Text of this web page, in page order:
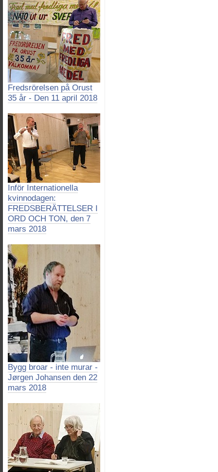
Fredsrörelsen på Orust
35 år - Den 11 april 2018
Inför Internationella
kvinnodagen:
FREDSBERÄTTELSER I
ORD OCH TON, den 7
mars 2018
Bygg broar - inte murar -
Jørgen Johansen den 22
mars 2018